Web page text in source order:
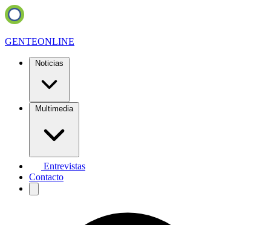
GENTEONLINE
Noticias
Multimedia
Entrevistas
Contacto